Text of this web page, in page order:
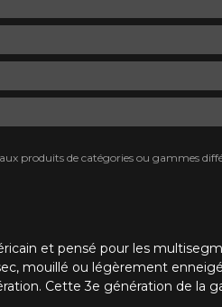
et pensé pour les
mouillé ou légèrement
Cette 3e génération de la
produits de catégories ou gammes